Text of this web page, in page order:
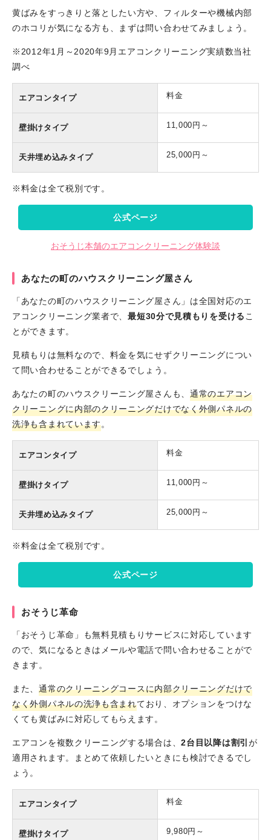
黄ばみをすっきりと落としたい方や、フィルターや機械内部
のホコリが気になる方も、まずは問い合わせてみましょう。
※2012年1月～2020年9月エアコンクリーニング実績数当社
調べ
エアコンタイプ 料金
壁掛けタイプ 11,000円～
天井埋め込みタイプ 25,000円～
※料金は全て税別です。
公式ページ
おそうじ本舗のエアコンクリーニング体験談
あなたの町のハウスクリーニング屋さん
「あなたの町のハウスクリーニング屋さん」は全国対応のエ
アコンクリーニング業者で、最短30分で見積もりを受ける こ
とができます。
見積もりは無料なので、料金を気にせずクリーニングについ
て問い合わせることができるでしょう。
あなたの町のハウスクリーニング屋さんも、 通常のエアコン
クリーニングに内部のクリーニングだけでなく外側パネルの
洗浄も含まれています。
エアコンタイプ 料金
壁掛けタイプ 11,000円～
天井埋め込みタイプ 25,000円～
※料金は全て税別です。
公式ページ
おそうじ革命
「おそうじ革命」も無料見積もりサービスに対応しています
ので、気になるときはメールや電話で問い合わせることがで
きます。
また、通常のクリーニングコースに内部クリーニングだけで
なく外側パネルの洗浄も含まれており、オプションをつけな
くても黄ばみに対応してもらえます。
エアコンを複数クリーニングする場合は、2台目以降は割引 が
適用されます。まとめて依頼したいときにも検討できるでし
ょう。
エアコンタイプ 料金
壁掛けタイプ 9,980円～